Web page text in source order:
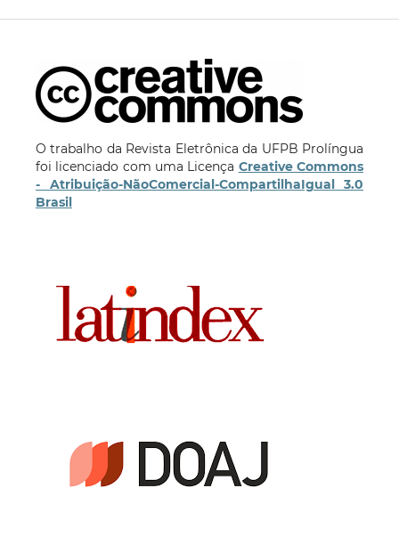
O trabalho da Revista Eletrônica da UFPB Prolíngua
foi licenciado com uma Licença Creative Commons
- Atribuição-NãoComercial-CompartilhaIgual 3.0
Brasil